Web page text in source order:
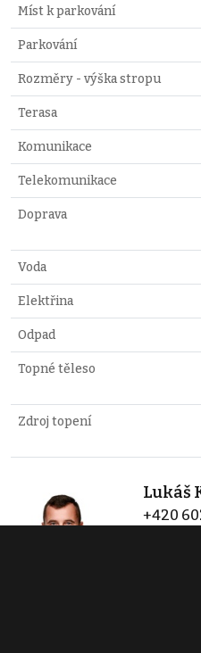
Míst k parkování
Parkování
Rozměry - výška stropu
Terasa
Komunikace
Telekomunikace
Doprava
Voda
Elektřina
Odpad
Topné těleso
Zdroj topení
Lukáš
+420